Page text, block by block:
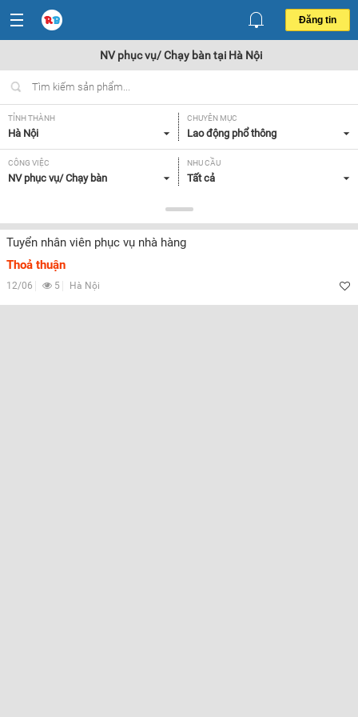
Đăng tin
NV phục vụ/ Chạy bàn tại Hà Nội
TỈNH THÀNH
Hà Nội
CHUYÊN MỤC
Lao động phổ thông
CÔNG VIỆC
NV phục vụ/ Chạy bàn
NHU CẦU
Tất cả
Tất cả
Tuyển nhân viên phục vụ nhà hàng
Thoả thuận
12/06 5 Hà Nội